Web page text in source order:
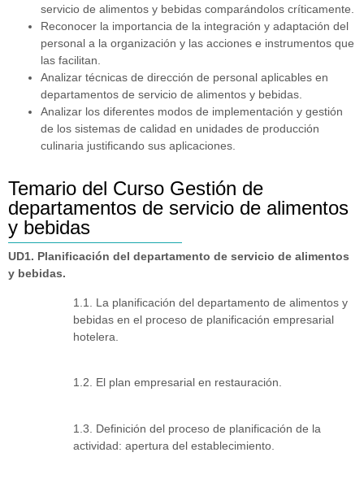
servicio de alimentos y bebidas comparándolos críticamente.
Reconocer la importancia de la integración y adaptación del
personal a la organización y las acciones e instrumentos que
las facilitan.
Analizar técnicas de dirección de personal aplicables en
departamentos de servicio de alimentos y bebidas.
Analizar los diferentes modos de implementación y gestión
de los sistemas de calidad en unidades de producción
culinaria justificando sus aplicaciones.
Temario del Curso Gestión de
departamentos de servicio de alimentos
y bebidas
UD1. Planificación del departamento de servicio de alimentos
y bebidas.
1.1. La planificación del departamento de alimentos y
bebidas en el proceso de planificación empresarial
hotelera.
1.2. El plan empresarial en restauración.
1.3. Definición del proceso de planificación de la
actividad: apertura del establecimiento.